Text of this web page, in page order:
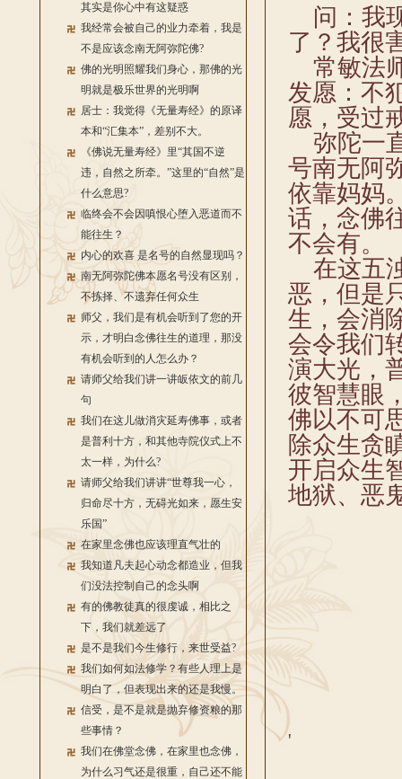
其实是你心中有这疑惑
我经常会被自己的业力牵着，我是
不是应该念南无阿弥陀佛?
佛的光明照耀我们身心，那佛的光
明就是极乐世界的光明啊
居士：我觉得《无量寿经》的原译
本和“汇集本”，差别不大。
《佛说无量寿经》里“其国不逆
违，自然之所牵。”这里的“自然”是
什么意思?
临终会不会因嗔恨心堕入恶道而不
能往生？
内心的欢喜 是名号的自然显现吗？
南无阿弥陀佛本愿名号没有区别，
不拣择、不遗弃任何众生
师父，我们是有机会听到了您的开
示，才明白念佛往生的道理，那没
有机会听到的人怎么办？
请师父给我们讲一讲皈依文的前几
句
我们在这儿做消灾延寿佛事，或者
是普利十方，和其他寺院仪式上不
太一样，为什么?
请师父给我们讲讲“世尊我一心，
归命尽十方，无碍光如来，愿生安
乐国”
在家里念佛也应该理直气壮的
我知道凡夫起心动念都造业，但我
们没法控制自己的念头啊
有的佛教徒真的很虔诚，相比之
下，我们就差远了
是不是我们今生修行，来世受益?
我们如何如法修学？有些人理上是
明白了，但表现出来的还是我慢。
信受，是不是就是抛弃修资粮的那
些事情？
我们在佛堂念佛，在家里也念佛，
为什么习气还是很重，自己还不能
问：我
了？我很
常敏法
发愿：不
愿，受过
弥陀一
号南无阿
依靠妈妈
话，念佛
不会有。
在这五
恶，但是
生，会消
会令我们
演大光，
彼智慧眼
佛以不可
除众生贪
开启众生
地狱、恶
'